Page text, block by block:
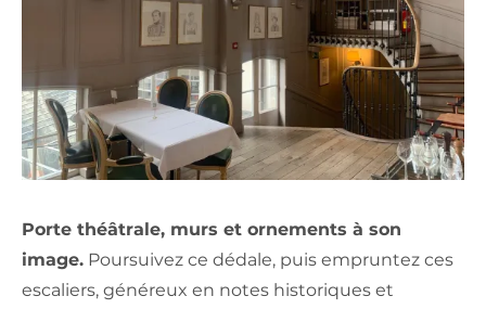
Porte théâtrale, murs et ornements à son
image. Poursuivez ce dédale, puis empruntez ces
escaliers, généreux en notes historiques et